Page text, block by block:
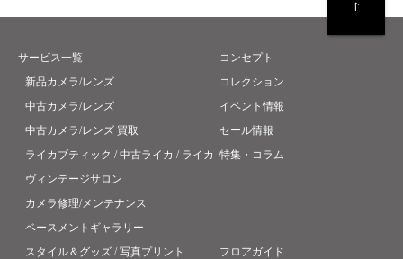
サービス一覧
新品カメラ/レンズ
中古カメラ/レンズ
中古カメラ/レンズ 買取
ライカブティック / 中古ライカ / ライカ
ヴィンテージサロン
カメラ修理/メンテナンス
ベースメントギャラリー
スタイル＆グッズ / 写真プリント
コンセプト
コレクション
イベント情報
セール情報
特集・コラム
フロアガイド